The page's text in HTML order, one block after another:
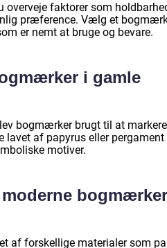
faktorer som
præference. Vælg et
er nemt at bruge og bevare.
i gamle
bogmærker brugt til at markere
lavet af papyrus eller pergament
motiver.
bogmærker
af forskellige materialer som